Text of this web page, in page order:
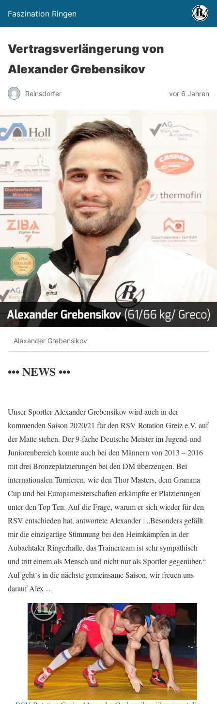
Faszination Ringen
Vertragsverlängerung von
Alexander Grebensikov
Reinsdorfer vor 6 Jahren
Alexander Grebensikov
••• NEWS •••
Unser Sportler Alexander Grebensikov wird auch in der
kommenden Saison 2020/21 für den RSV Rotation Greiz e.V. auf
der Matte stehen. Der 9-fache Deutsche Meister im Jugend-und
Juniorenbereich konnte auch bei den Männern von 2013 – 2016
mit drei Bronzeplatzierungen bei den DM überzeugen. Bei
internationalen Turnieren, wie den Thor Masters, dem Gramma
Cup und bei Europameisterschaften erkämpfte er Platzierungen
unter den Top Ten. Auf die Frage, warum er sich wieder für den
RSV entschieden hat, antwortete Alexander : „Besonders gefällt
mir die einzigartige Stimmung bei den Heimkämpfen in der
Aubachtaler Ringerhalle, das Trainerteam ist sehr sympathisch
und tritt einem als Mensch und nicht nur als Sportler gegenüber.“
Auf geht´s in die nächste gemeinsame Saison, wir freuen uns
darauf Alex …